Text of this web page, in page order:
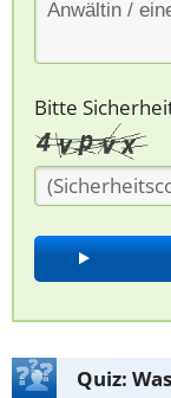
Bitte
Quiz: